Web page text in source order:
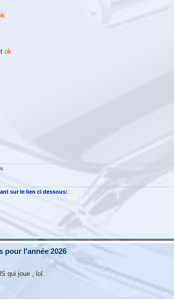
ok
sur le lien ci dessous:
pour l'année 2026
qui joue , lol.